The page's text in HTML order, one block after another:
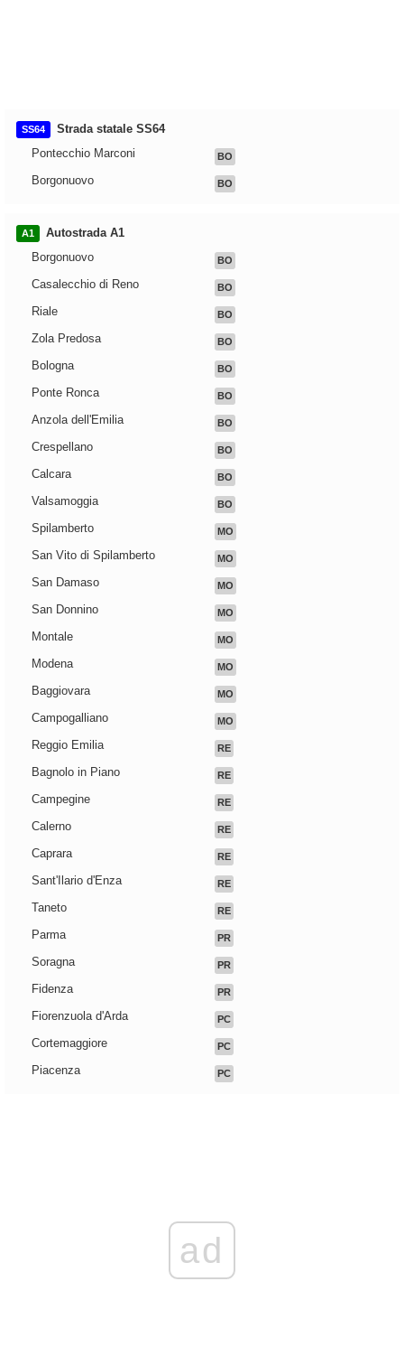
SS64
Strada statale SS64
Pontecchio Marconi
BO
Borgonuovo BO
A1
Autostrada A1
Borgonuovo
BO
Casalecchio di Reno BO
Riale BO
Zola Predosa BO
Bologna BO
Ponte Ronca BO
Anzola dell'Emilia BO
Crespellano BO
Calcara BO
Valsamoggia BO
Spilamberto MO
San Vito di Spilamberto MO
San Damaso MO
San Donnino MO
Montale MO
Modena MO
Baggiovara MO
Campogalliano MO
Reggio Emilia RE
Bagnolo in Piano RE
Campegine RE
Calerno RE
Caprara RE
Sant'Ilario d'Enza RE
Taneto RE
Parma PR
Soragna PR
Fidenza PR
Fiorenzuola d'Arda PC
Cortemaggiore PC
Piacenza PC
ad